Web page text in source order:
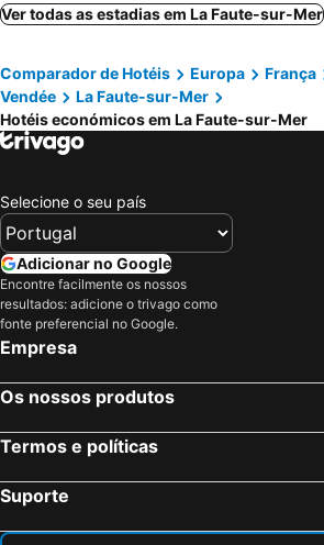
Vvf Villages Sainte-Marie-De-Re
Ver todas as estadias em La Faute-sur-Mer
Comparador de Hotéis Europa França
Vendée
La Faute-sur-Mer
Hotéis económicos em La Faute-sur-Mer
Selecione o seu país
Adicionar no Google
Encontre facilmente os nossos
resultados: adicione o trivago como
fonte preferencial no Google.
Empresa
Os nossos produtos
Termos e políticas
Suporte